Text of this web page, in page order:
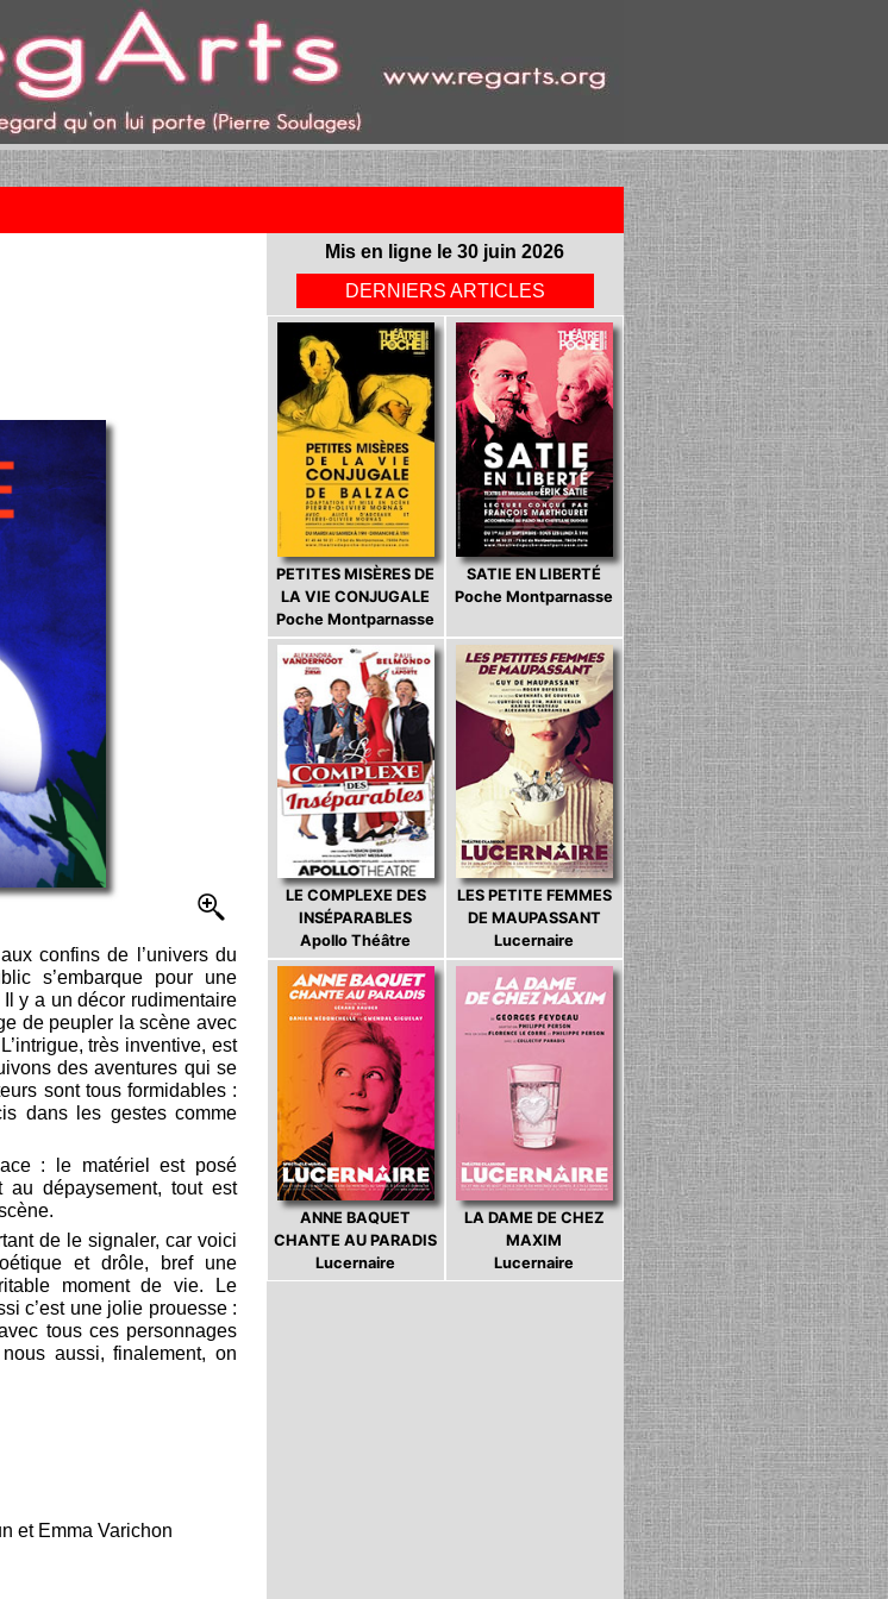
confins de l’univers du
s’embarque pour une
y a un décor rudimentaire
de peupler la scène avec
très inventive, est
des aventures qui se
sont tous formidables :
dans les gestes comme
: le matériel est posé
au dépaysement, tout est
de le signaler, car voici
et drôle, bref une
moment de vie. Le
c’est une jolie prouesse :
tous ces personnages
aussi, finalement, on
et Emma Varichon
Mis en ligne le 30 juin 2026
DERNIERS ARTICLES
PETITES MISÈRES DE
LA VIE CONJUGALE
Poche Montparnasse
SATIE EN LIBERTÉ
Poche Montparnasse
LE COMPLEXE DES
INSÉPARABLES
Apollo Théâtre
LES PETITE FEMMES
DE MAUPASSANT
Lucernaire
ANNE BAQUET
CHANTE AU PARADIS
Lucernaire
LA DAME DE CHEZ
MAXIM
Lucernaire